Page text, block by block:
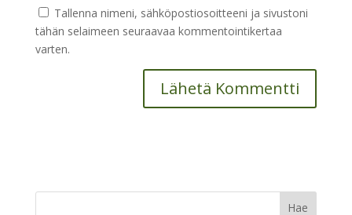
Tallenna nimeni, sähköpostiosoitteeni ja sivustoni
tähän selaimeen seuraavaa kommentointikertaa
varten.